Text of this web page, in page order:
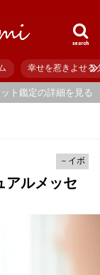
search
幸せを惹きよせる
ト鑑定の詳細を見る
－イボ
アルメッセ